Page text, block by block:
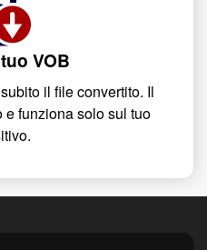
VOB
il file convertito. Il
funziona solo sul tuo